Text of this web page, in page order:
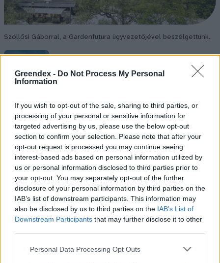
Greendex - Do Not Process My Personal
Information
If you wish to opt-out of the sale, sharing to third parties, or
processing of your personal or sensitive information for
targeted advertising by us, please use the below opt-out
section to confirm your selection. Please note that after your
opt-out request is processed you may continue seeing
interest-based ads based on personal information utilized by
us or personal information disclosed to third parties prior to
your opt-out. You may separately opt-out of the further
disclosure of your personal information by third parties on the
IAB’s list of downstream participants. This information may
also be disclosed by us to third parties on the IAB’s List of
Downstream Participants that may further disclose it to other
Personal Data Processing Opt Outs
Szöllősi Gáborral, a Gardenfutura ügyvezetőjével beszélgettünk.
Történelmi aszály sújtja Nagy-
SZEMLE
Elképesztő felvétel mutatja meg,
mekkora a különbség az áradó és a
kiszáradó Duna között